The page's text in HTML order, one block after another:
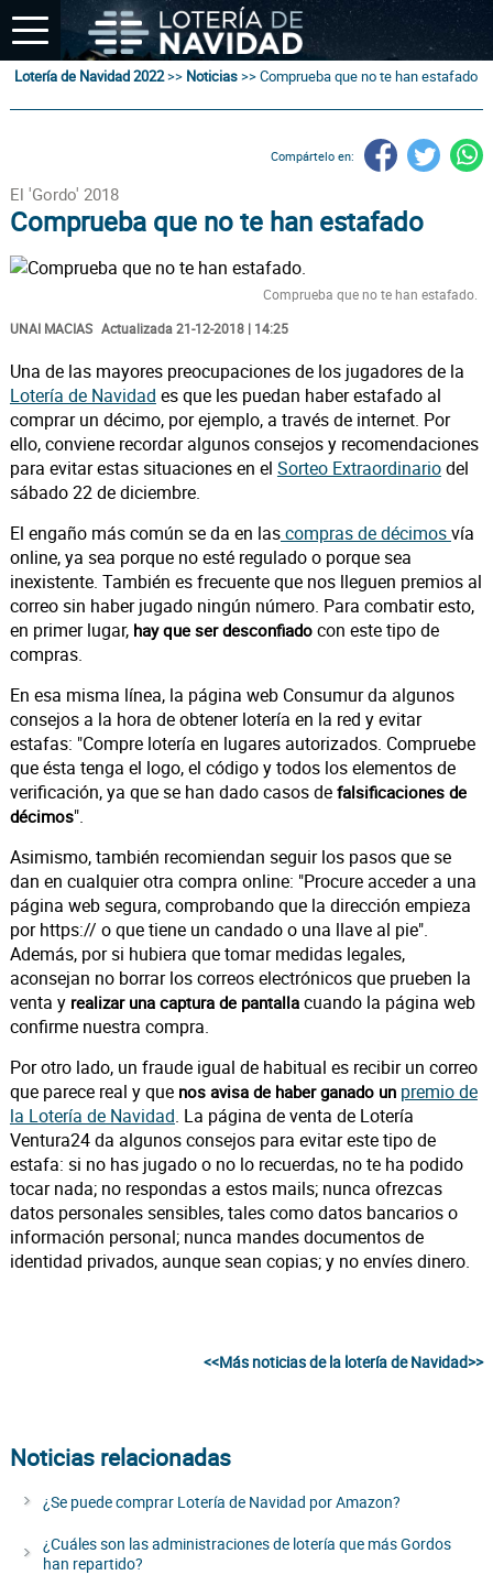
Lotería de Navidad 2022>> Noticias>>Comprueba que no te han estafado
Compártelo en:
El 'Gordo' 2018
Comprueba que no te han estafado
Comprueba que no te han estafado.
UNAI MACIAS Actualizada 21-12-2018 | 14:25
Una de las mayores preocupaciones de los jugadores de la
Lotería de Navidad es que les puedan haber estafado al
comprar un décimo, por ejemplo, a través de internet. Por
ello, conviene recordar algunos consejos y recomendaciones
para evitar estas situaciones en el Sorteo Extraordinariodel
sábado 22 de diciembre.
El engaño más común se da en lascompras de décimosvía
online, ya sea porque no esté regulado o porque sea
inexistente. También es frecuente que nos lleguen premios al
correo sin haber jugado ningún número. Para combatir esto,
en primer lugar, hay que ser desconfiadocon este tipo de
compras.
En esa misma línea, la página web Consumur da algunos
consejos a la hora de obtener lotería en la red y evitar
estafas: "Compre lotería en lugares autorizados. Compruebe
que ésta tenga el logo, el código y todos los elementos de
verificación, ya que se han dado casos de falsificaciones de
décimos".
Asimismo, también recomiendan seguir los pasos que se
dan en cualquier otra compra online: "Procure acceder a una
página web segura, comprobando que la dirección empieza
por https:// o que tiene un candado o una llave al pie".
Además, por si hubiera que tomar medidas legales,
aconsejan no borrar los correos electrónicos que prueben la
venta y realizar una captura de pantallacuando la página web
confirme nuestra compra.
Por otro lado, un fraude igual de habitual es recibir un correo
que parece real y que nos avisa de haber ganado un premio de
la Lotería de Navidad. La página de venta de Lotería
Ventura24 da algunos consejos para evitar este tipo de
estafa: si no has jugado o no lo recuerdas, no te ha podido
tocar nada; no respondas a estos mails; nunca ofrezcas
datos personales sensibles, tales como datos bancarios o
información personal; nunca mandes documentos de
identidad privados, aunque sean copias; y no envíes dinero.
<<Más noticias de la lotería de Navidad>>
Noticias relacionadas
¿Se puede comprar Lotería de Navidad por Amazon?
¿Cuáles son las administraciones de lotería que más Gordos
han repartido?